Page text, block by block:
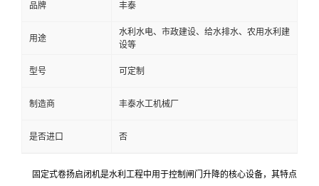
品牌 丰泰
用途
水利水电、市政建设、给水排水、农用水利建
设等
型号 可定制
制造商 丰泰水工机械厂
是否进口 否
固定式卷扬启闭机是水利工程中用于控制闸门升降的核心设备，其特点